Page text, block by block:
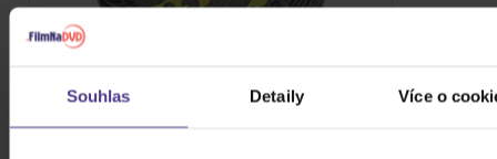
Souhlas Detaily Více o